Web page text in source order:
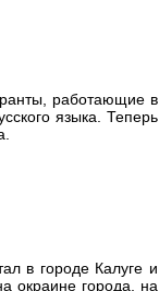
работающие в
языка. Теперь
в городе Калуге и
окраине города, на